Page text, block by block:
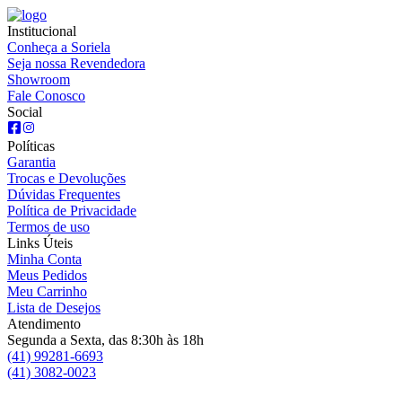
Institucional
Conheça a Soriela
Seja nossa Revendedora
Showroom
Fale Conosco
Social
Políticas
Garantia
Trocas e Devoluções
Dúvidas Frequentes
Política de Privacidade
Termos de uso
Links Úteis
Minha Conta
Meus Pedidos
Meu Carrinho
Lista de Desejos
Atendimento
Segunda a Sexta, das 8:30h às 18h
(41) 99281-6693
(41) 3082-0023